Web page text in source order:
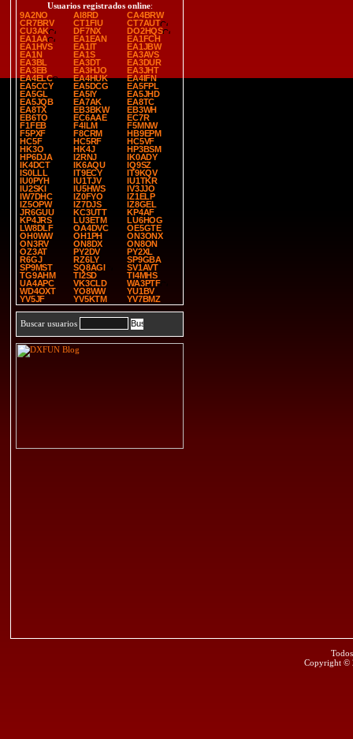
Usuarios registrados online:
9A2NO
AI8RD
CA4BRW
CR7BRV
CT1FIU
CT7AUT
CU3AK
DF7NX
DO2HQS
EA1AA
EA1EAN
EA1FCH
EA1HVS
EA1IT
EA1JBW
EA1N
EA1S
EA3AVS
EA3BL
EA3DT
EA3DUR
EA3EB
EA3HJO
EA3JHT
EA4ELC
EA4HUK
EA4IFN
EA5CCY
EA5DCG
EA5FPL
EA5GL
EA5IY
EA5JHD
EA5JQB
EA7AK
EA8TC
EA8TX
EB3BKW
EB3WH
EB6TO
EC6AAE
EC7R
F1FEB
F4ILM
F5MNW
F5PXF
F8CRM
HB9EPM
HC5F
HC5RF
HC5VF
HK3O
HK4J
HP3BSM
HP6DJA
I2RNJ
IK0ADY
IK4DCT
IK6AQU
IQ9SZ
IS0LLL
IT9ECY
IT9KQV
IU0PYH
IU1TJV
IU1TKR
IU2SKI
IU5HWS
IV3JJO
IW7DHC
IZ0FYO
IZ1ELP
IZ5OPW
IZ7DJS
IZ8GEL
JR6GUU
KC3UTT
KP4AF
KP4JRS
LU3ETM
LU6HOG
LW8DLF
OA4DVC
OE5GTE
OH0WW
OH1PH
ON3ONX
ON3RV
ON8DX
ON8ON
OZ3AT
PY2DV
PY2XL
R6GJ
RZ6LY
SP9GBA
SP9MST
SQ8AGI
SV1AVT
TG9AHM
TI2SD
TI4MHS
UA4APC
VK3CLD
WA3PTF
WD4OXT
YO8WW
YU1BV
YV5JF
YV5KTM YV7BMZ
Buscar usuarios
Copyright ©